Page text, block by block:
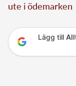
ute i ödemarken
Lägg till